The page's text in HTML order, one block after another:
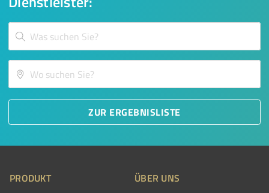
ZUR ERGEBNISLISTE
PRODUKT ÜBER UNS